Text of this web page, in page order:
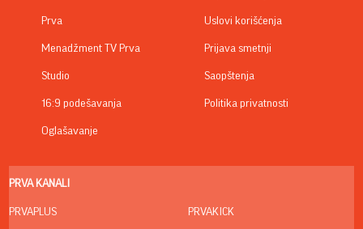
Prva
Menadžment TV Prva
Studio
16:9 podešavanja
Oglašavanje
Uslovi korišćenja
Prijava smetnji
Saopštenja
Politika privatnosti
PRVA KANALI
PRVAPLUS PRVAKICK